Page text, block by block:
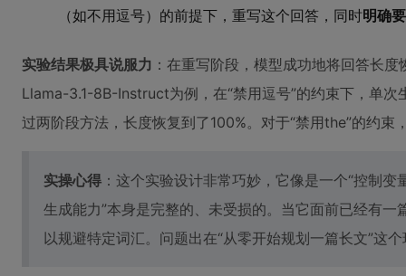
（如不用逗号）的前提下，重写这个回答，同时明确
实验结果极具说服力 ：在重写阶段，模型成功地将回答长
Llama-3.1-8B-Instruct为例，在“禁用逗号”的约束下，单次
过两阶段方法，长度恢复到了100%。对于“禁用the”的约束
实操心得 ：这个实验设计非常巧妙，它像是一个“控制变
生成能力”本身是完整的、未受损的。当它面前已经有
以规避特定词汇。问题出在“从零开始规划一篇长文”这